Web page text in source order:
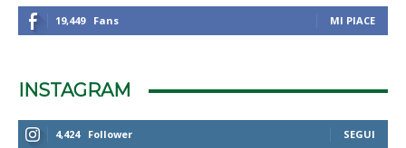
19,449 Fans MI PIACE
INSTAGRAM
4,424 Follower SEGUI